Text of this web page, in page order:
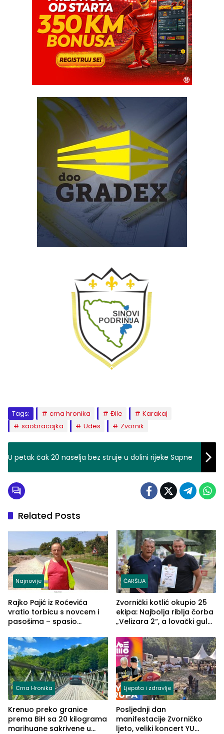
Tags: crna hronika Đile
Karakaj
saobracajka
Udes Zvornik
U petak čak 20 naselja bez struje u dolini rijeke Sapne
Related Posts
Najnovije
Rajko Pajić iz Roćevića
vratio torbicu s novcem i
pasošima – spasio
Grčkoj
ČARŠIJA
Zvornički kotlić okupio 25
ekipa: Najbolja riblja čorba
„Velizara 2“, a lovački gulaš
Crna Hronika
Krenuo preko granice
prema BiH sa 20 kilograma
marihuane sakrivene u
Ljepota i zdravlje
Posljednji dan
manifestacije Zvorničko
ljeto, veliki koncert YU